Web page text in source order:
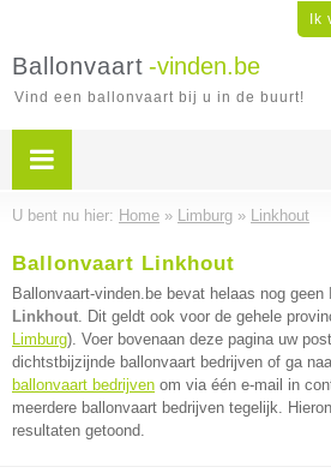
Ballonvaart -vinden.be
Vind een ballonvaart bij u in de buurt!
U bent nu hier: Home » Limburg » Linkhout
Ballonvaart Linkhout
Ballonvaart-vinden.be bevat helaas nog geen
Linkhout. Dit geldt ook voor de gehele
Limburg). Voer bovenaan deze pagina uw
dichtstbijzijnde ballonvaart bedrijven of ga
ballonvaart bedrijven om via één e-mail in
meerdere ballonvaart bedrijven tegelijk.
resultaten getoond.